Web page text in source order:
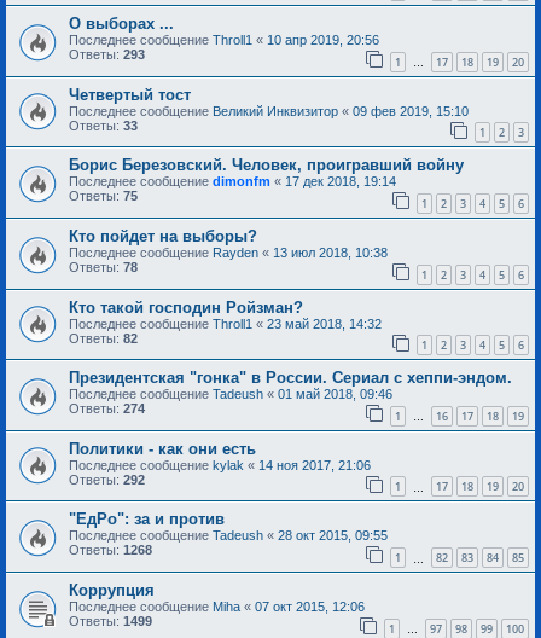
О выборах ...
Последнее сообщение Throll1 « 10 апр 2019, 20:56
Ответы: 293 1 … 17 18 19 20
Четвертый тост
Последнее сообщение Великий Инквизитор « 09 фев 2019, 15:10
Ответы: 33 1 2 3
Борис Березовский. Человек, проигравший войну
Последнее сообщение dimonfm « 17 дек 2018, 19:14
Ответы: 75 1 2 3 4 5 6
Кто пойдет на выборы?
Последнее сообщение Rayden « 13 июл 2018, 10:38
Ответы: 78 1 2 3 4 5 6
Кто такой господин Ройзман?
Последнее сообщение Throll1 « 23 май 2018, 14:32
Ответы: 82 1 2 3 4 5 6
Президентская "гонка" в России. Сериал с хеппи-эндом.
Последнее сообщение Tadeush « 01 май 2018, 09:46
Ответы: 274 1 … 16 17 18 19
Политики - как они есть
Последнее сообщение kylak « 14 ноя 2017, 21:06
Ответы: 292 1 17 18 19 20
"ЕдРо": за и против
Последнее сообщение Tadeush « 28 окт 2015, 09:55
Ответы: 1268 1 82 83 84 85
Коррупция
Последнее сообщение Miha « 07 окт 2015, 12:06
Ответы: 1499 1 … 97 98 99 100